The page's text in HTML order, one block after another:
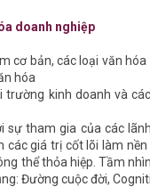
doanh nghiệp
cơ bản, các loại văn
hóa
trường kinh doanh và
sự tham gia của các
các giá trị cốt lõi làm
thể thỏa hiệp. Tầm
Đường cuộc đời,